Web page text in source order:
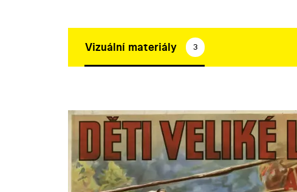
Vizuální materiály 3